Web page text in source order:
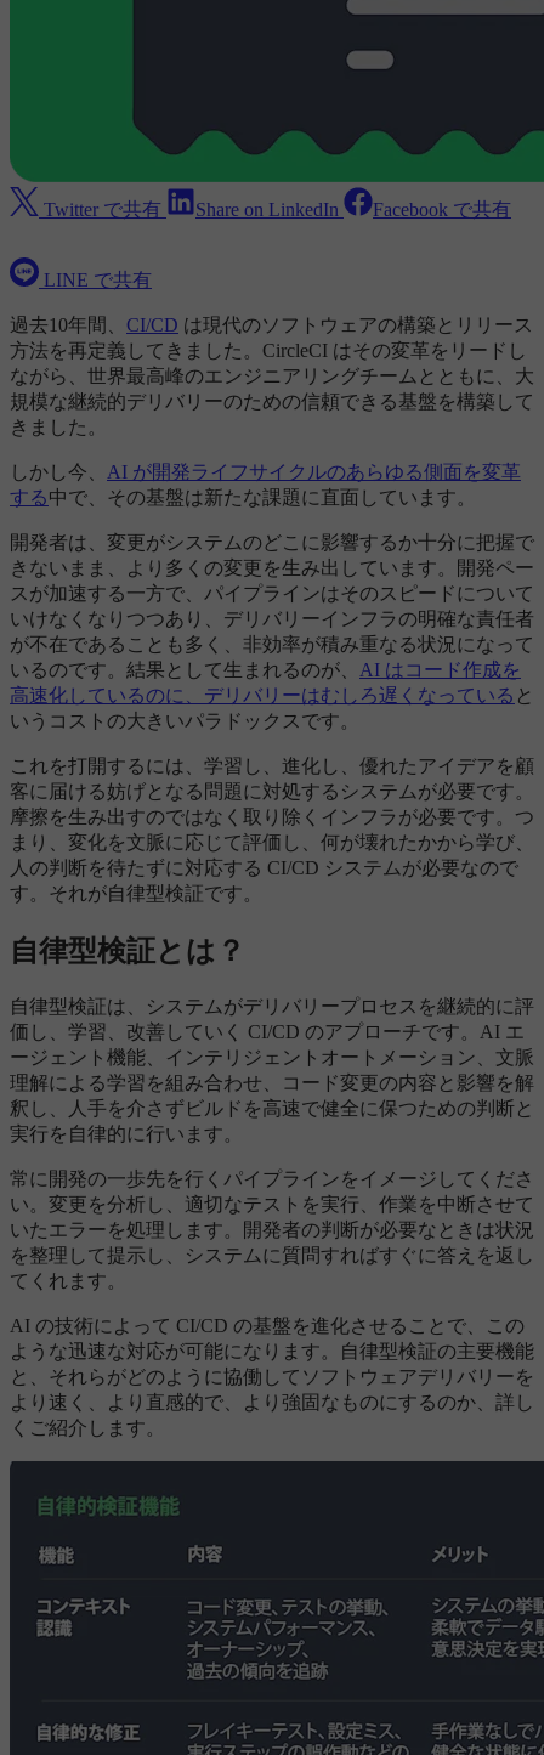
Twitter で共有 Share on LinkedIn Facebook で共有
LINE で共有
過去10年間、 CI/CD は現代のソフトウェアの構築とリリース
方法を再定義してきました。CircleCI はその変革をリードし
ながら、世界最高峰のエンジニアリングチームとともに、大
規模な継続的デリバリーのための信頼できる基盤を構築して
きました。
しかし今、 AI が開発ライフサイクルのあらゆる側面を変革
する中で、その基盤は新たな課題に直面しています。
開発者は、変更がシステムのどこに影響するか十分に把握で
きないまま、より多くの変更を生み出しています。開発ペー
スが加速する一方で、パイプラインはそのスピードについて
いけなくなりつつあり、デリバリーインフラの明確な責任者
が不在であることも多く、非効率が積み重なる状況になって
いるのです。結果として生まれるのが、 AI はコード作成を
高速化しているのに、デリバリーはむしろ遅くなっている と
いうコストの大きいパラドックスです。
これを打開するには、学習し、進化し、優れたアイデアを顧
客に届ける妨げとなる問題に対処するシステムが必要です。
摩擦を生み出すのではなく取り除くインフラが必要です。つ
まり、変化を文脈に応じて評価し、何が壊れたかから学び、
人の判断を待たずに対応する CI/CD システムが必要なので
す。それが自律型検証です。
自律型検証とは？
自律型検証は、システムがデリバリープロセスを継続的に評
価し、学習、改善していく CI/CD のアプローチです。AI エ
ージェント機能、インテリジェントオートメーション、文脈
理解による学習を組み合わせ、コード変更の内容と影響を解
釈し、人手を介さずビルドを高速で健全に保つための判断と
実行を自律的に行います。
常に開発の一歩先を行くパイプラインをイメージしてくださ
い。変更を分析し、適切なテストを実行、作業を中断させて
いたエラーを処理します。開発者の判断が必要なときは状況
を整理して提示し、システムに質問すればすぐに答えを返し
てくれます。
AI の技術によって CI/CD の基盤を進化させることで、この
ような迅速な対応が可能になります。自律型検証の主要機能
と、それらがどのように協働してソフトウェアデリバリーを
より速く、より直感的で、より強固なものにするのか、詳し
くご紹介します。